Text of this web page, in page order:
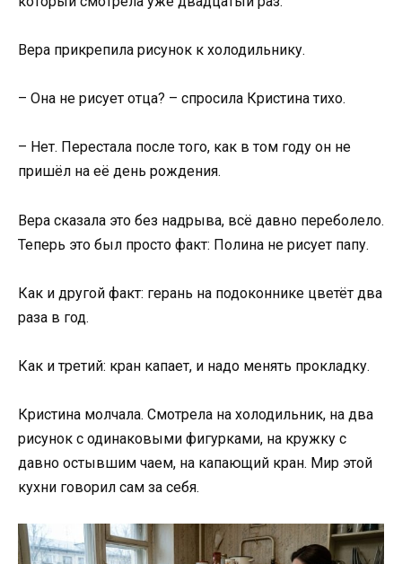
Вера прикрепила рисунок к холодильнику.
– Она не рисует отца? – спросила Кристина тихо.
– Нет. Перестала после того, как в том году он не
пришёл на её день рождения.
Вера сказала это без надрыва, всё давно переболело.
Теперь это был просто факт: Полина не рисует папу.
Как и другой факт: герань на подоконнике цветёт два
раза в год.
Как и третий: кран капает, и надо менять прокладку.
Кристина молчала. Смотрела на холодильник, на два
рисунок с одинаковыми фигурками, на кружку с
давно остывшим чаем, на капающий кран. Мир этой
кухни говорил сам за себя.